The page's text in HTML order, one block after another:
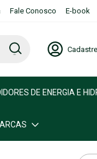
Fale Conosco E-book
DE ENERGIA E